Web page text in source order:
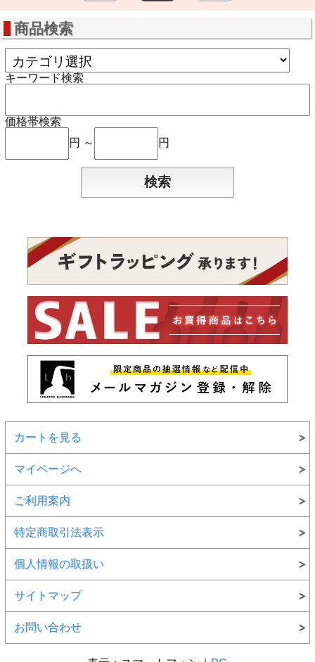
商品検索
キーワード検索
価格帯検索
円 ～
円
カートを見る
マイページへ
ご利用案内
特定商取引法表示
個人情報の取扱い
サイトマップ
お問い合わせ